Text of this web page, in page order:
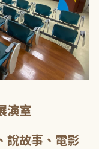
演室
說故事、電影